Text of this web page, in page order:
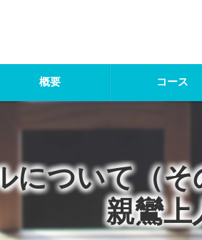
概要 コース
について（
親鸞上